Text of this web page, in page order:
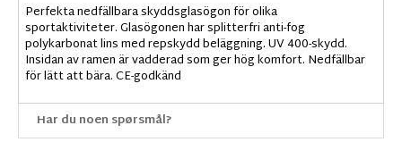
Perfekta nedfällbara skyddsglasögon för olika
sportaktiviteter. Glasögonen har splitterfri anti-fog
polykarbonat lins med repskydd beläggning. UV 400-skydd.
Insidan av ramen är vadderad som ger hög komfort. Nedfällbar
för lätt att bära. CE-godkänd
Har du noen spørsmål?